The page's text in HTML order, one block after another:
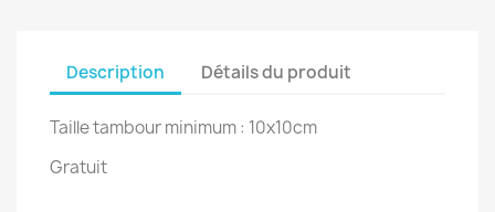
Description Détails du produit
Taille tambour minimum : 10x10cm
Gratuit